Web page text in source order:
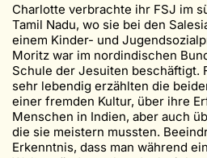
Charlotte verbrachte ihr FSJ im
Tamil Nadu, wo sie bei den
einem Kinder- und
Moritz war im nordindischen
Schule der Jesuiten beschäftigt.
sehr lebendig erzählten die
einer fremden Kultur, über ihre
Menschen in Indien, aber auch
die sie meistern mussten.
Erkenntnis, dass man während